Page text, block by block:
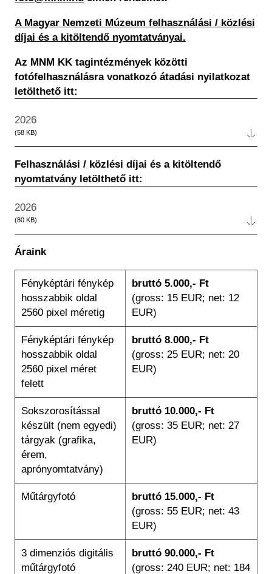
Régészet
Tagintézmények
Felnőttképzés
Történeti Fényképtár
Adattár
Központi Könyvtár
A Magyar Nemzeti Múzeum felhasználási / közlési
díjai és a kitöltendő nyomtatványai.
Az MNM KK tagintézmények közötti
fotófelhasználásra vonatkozó átadási nyilatkozat
letölthető itt:
Év
2026
Fájl
(58 KB)
Felhasználási / közlési díjai és a kitöltendő
nyomtatvány letölthető itt:
Év
2026
Fájl
(80 KB)
Áraink
Fényképtári fénykép
hosszabbik oldal
2560 pixel méretig
bruttó 5.000,- Ft
(gross: 15 EUR; net: 12
EUR)
Fényképtári fénykép
hosszabbik oldal
2560 pixel méret
felett
bruttó 8.000,- Ft
(gross: 25 EUR; net: 20
EUR)
Sokszorosítással
készült (nem egyedi)
tárgyak (grafika,
érem,
aprónyomtatvány)
bruttó 10.000,- Ft
(gross: 35 EUR; net: 27
EUR)
Műtárgyfotó
bruttó 15.000,- Ft
(gross: 55 EUR; net: 43
EUR)
3 dimenziós digitális
műtárgyfotó
bruttó 90.000,- Ft
(gross: 240 EUR; net: 184